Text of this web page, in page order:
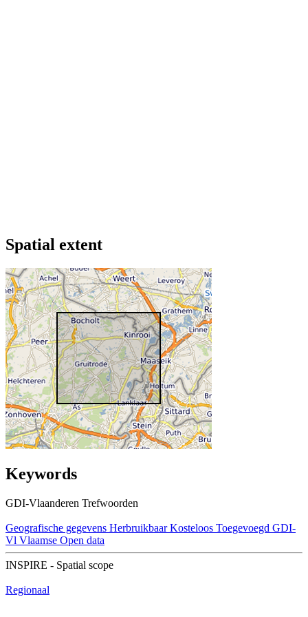
Spatial extent
Keywords
GDI-Vlaanderen Trefwoorden
Geografische gegevens Herbruikbaar Kosteloos Toegevoegd GDI-
Vl Vlaamse Open data
INSPIRE - Spatial scope
Regionaal